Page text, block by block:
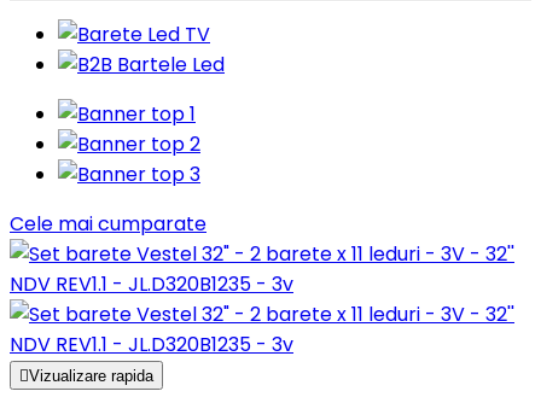
Cele mai cumparate
Vizualizare rapida